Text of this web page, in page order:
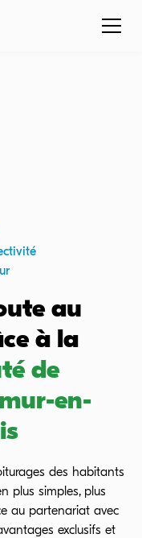
au
à la
de
en-
des habitants
plus simples, plus
au partenariat avec
exclusifs et